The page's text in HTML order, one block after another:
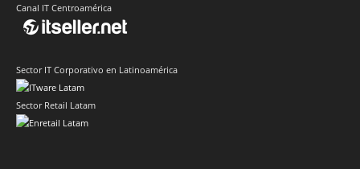
Canal IT Centroamérica
Sector IT Corporativo en Latinoamérica
Sector Retail Latam